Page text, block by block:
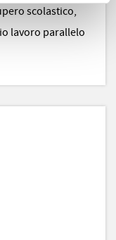
scolastico,
lavoro parallelo